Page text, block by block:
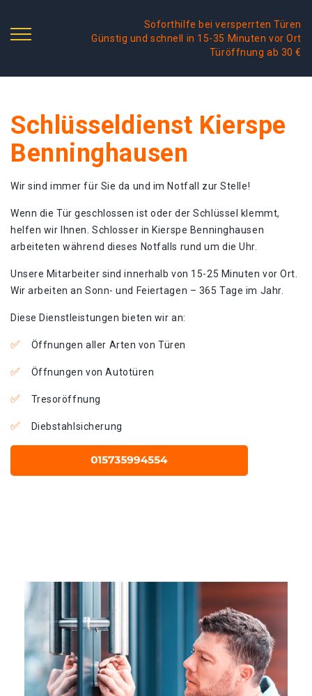
Soforthilfe bei versperrten Türen
Günstig und schnell in 15-35 Minuten vor Ort
Türöffnung ab 30 €
Schlüsseldienst Kierspe
Benninghausen
Wir sind immer für Sie da und im Notfall zur Stelle!
Wenn die Tür geschlossen ist oder der Schlüssel klemmt,
helfen wir Ihnen. Schlosser in Kierspe Benninghausen
arbeiteten während dieses Notfalls rund um die Uhr.
Unsere Mitarbeiter sind innerhalb von 15-25 Minuten vor Ort.
Wir arbeiten an Sonn- und Feiertagen – 365 Tage im Jahr.
Diese Dienstleistungen bieten wir an:
Öffnungen aller Arten von Türen
Öffnungen von Autotüren
Tresoröffnung
Diebstahlsicherung